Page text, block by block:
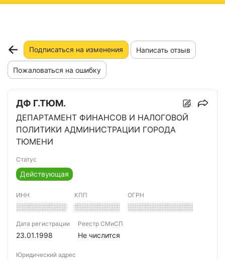
Подписаться на изменения Написать отзыв
Пожаловаться на ошибку
ДФ Г.ТЮМ.
ДЕПАРТАМЕНТ ФИНАНСОВ И НАЛОГОВОЙ
ПОЛИТИКИ АДМИНИСТРАЦИИ ГОРОДА
ТЮМЕНИ
Статус
Действующая
ИНН
░░░░░░░░░░
КПП
░░░░░░░░░
ОГРН
░░░░░░░░░░░░░
Дата регистрации
23.01.1998
Реестр СМиСП
Не числится
Юридический адрес